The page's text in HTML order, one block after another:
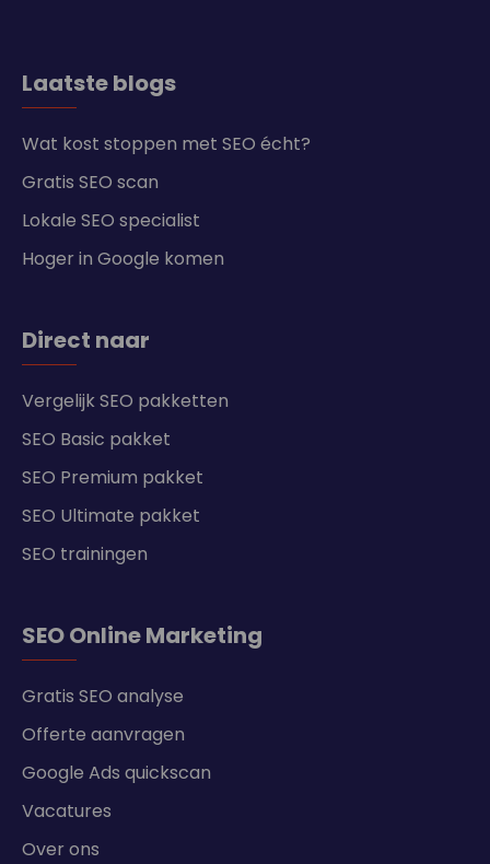
Laatste blogs
Wat kost stoppen met SEO écht?
Gratis SEO scan
Lokale SEO specialist
Hoger in Google komen
Direct naar
Vergelijk SEO pakketten
SEO Basic pakket
SEO Premium pakket
SEO Ultimate pakket
SEO trainingen
SEO Online Marketing
Gratis SEO analyse
Offerte aanvragen
Google Ads quickscan
Vacatures
Over ons